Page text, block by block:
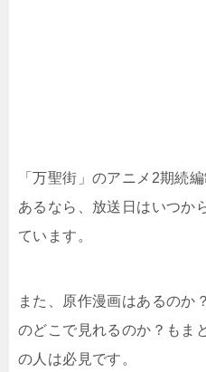
「万聖街」のアニメ2期続
あるなら、放送日はいつか
ています。
また、原作漫画はあるのか
のどこで見れるのか？もま
の人は必見です。